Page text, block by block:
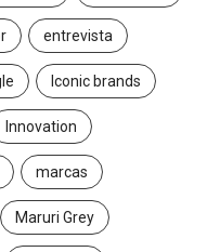
entrevista
Iconic brands
Innovation
marcas
Maruri Grey